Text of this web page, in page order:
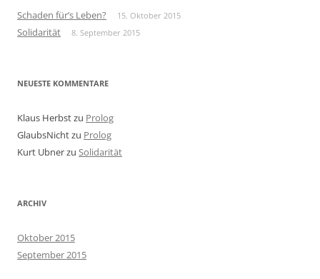
Schaden für’s Leben? 15. Oktober 2015
Solidarität 8. September 2015
NEUESTE KOMMENTARE
Klaus Herbstzu Prolog
GlaubsNichtzu Prolog
Kurt Ubnerzu Solidarität
ARCHIV
Oktober 2015
September 2015